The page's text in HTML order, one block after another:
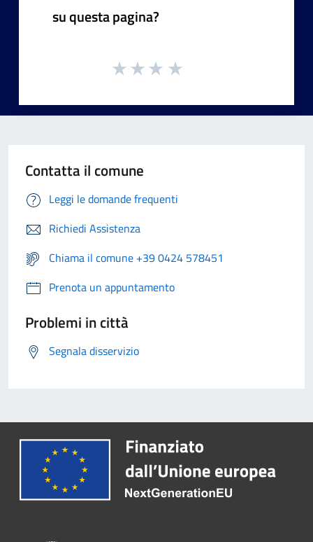
su questa pagina?
Contatta il comune
Leggi le domande frequenti
Richiedi Assistenza
Chiama il comune +39 0424 578451
Prenota un appuntamento
Problemi in città
Segnala disservizio